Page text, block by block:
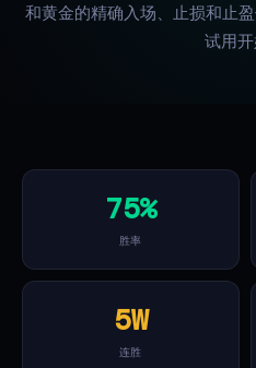
和黄金的精确入场、止损和止
试用开
75%
胜率
5W
连胜